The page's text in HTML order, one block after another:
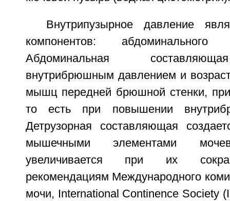
Внутрипузырное давление
компонентов:
Абдоминальная
внутрибрюшным давлением и
мышц передней брюшной стенки,
то есть при повышении
Детрузорная составляющая
мышечными элементами
увеличивается при их
рекомендациям Международного
мочи, International Continence Society